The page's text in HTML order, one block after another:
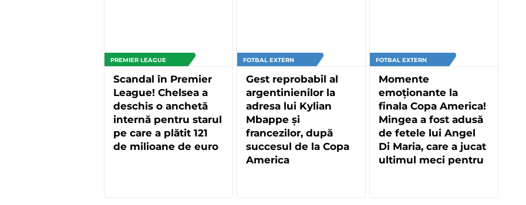
PREMIER LEAGUE
Scandal în Premier
League! Chelsea a
deschis o anchetă
internă pentru starul
pe care a plătit 121
de milioane de euro
FOTBAL EXTERN
Gest reprobabil al
argentinienilor la
adresa lui Kylian
Mbappe și
francezilor, după
succesul de la Copa
America
FOTBAL EXTERN
Momente
emoționante la
finala Copa America!
Mingea a fost adusă
de fetele lui Angel
Di Maria, care a jucat
ultimul meci pentru